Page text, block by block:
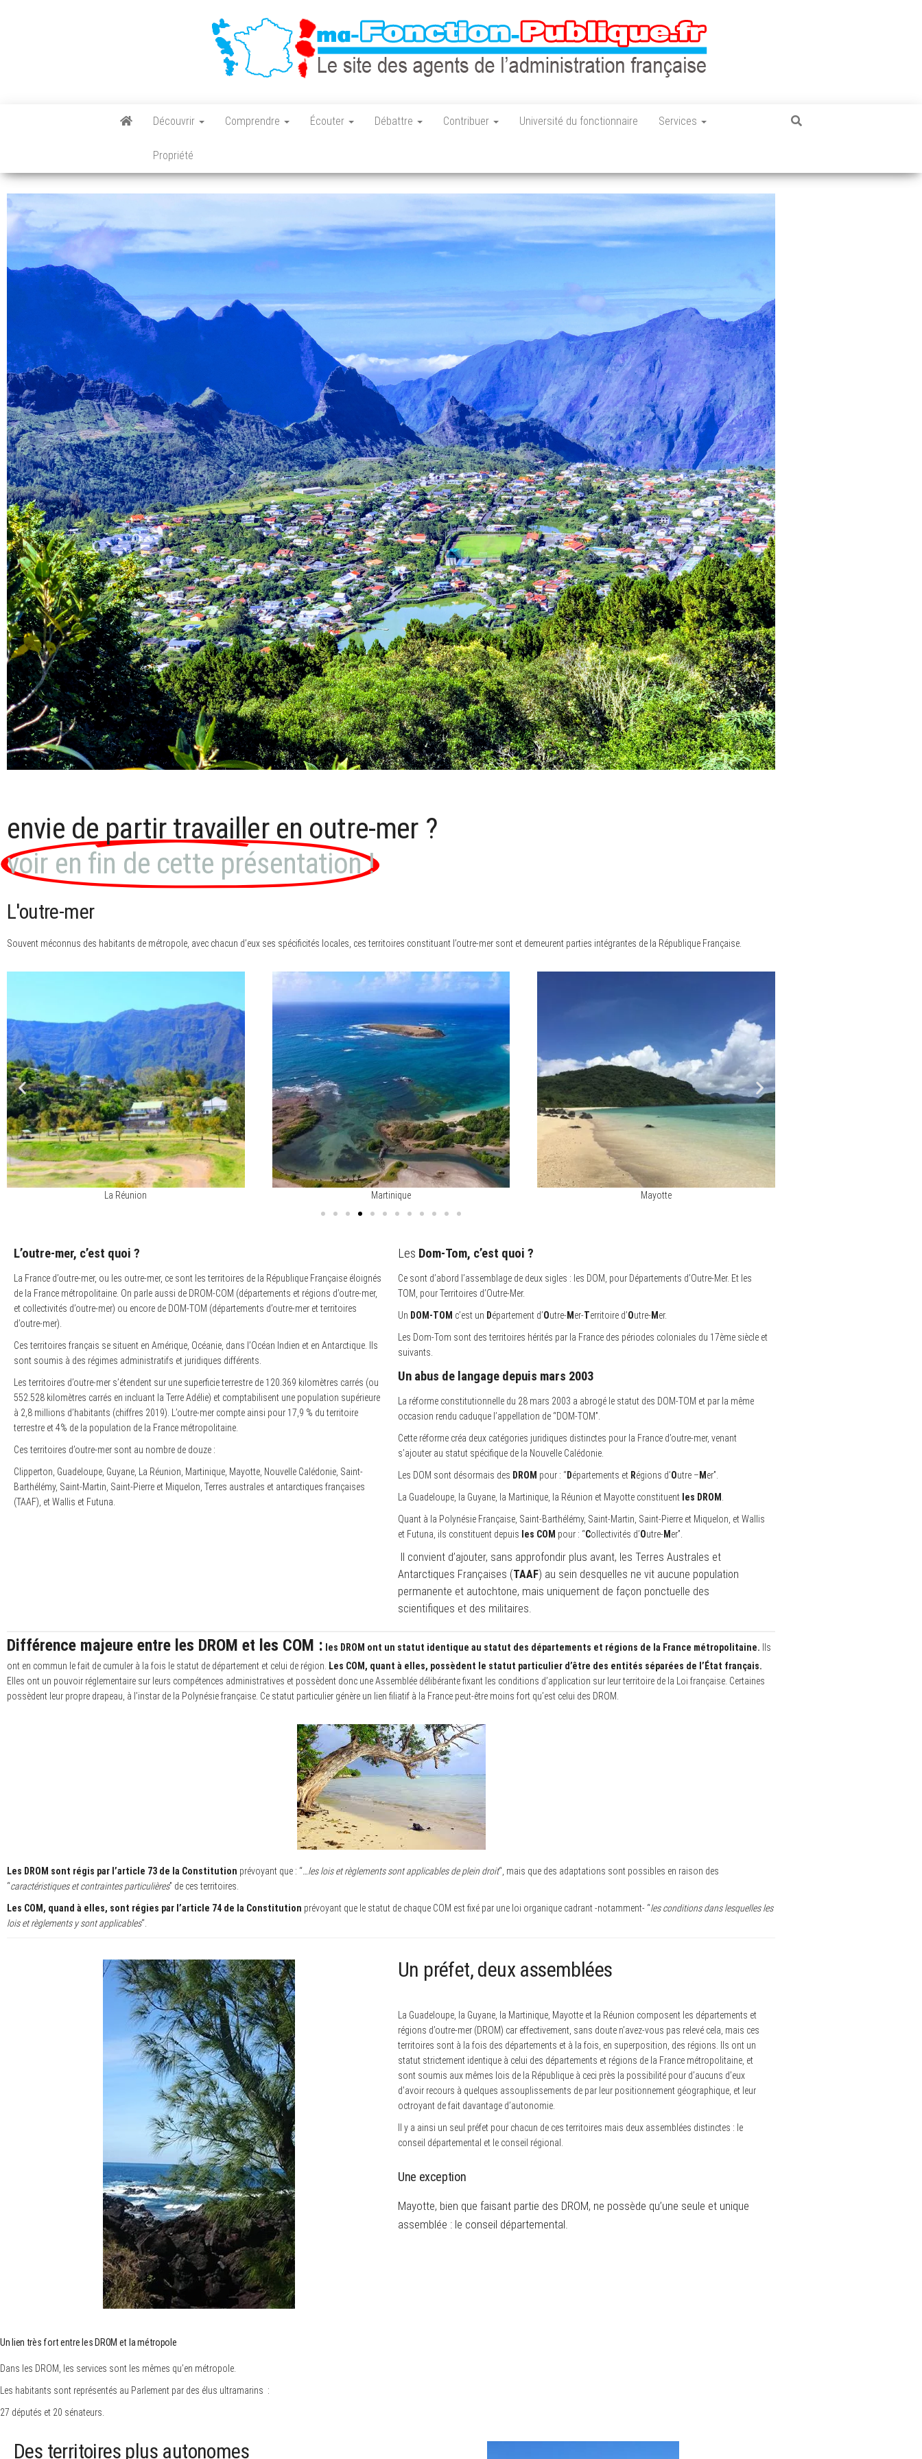
fonction-
l'administration
Découvrir Comprendre Écouter Débattre Contribuer Université du fonctionnaire Services
Propriété
envie de partir travailler en outre-mer ?
voir en fin de cette présentation !
L'outre-mer
Souvent méconnus des habitants de métropole, avec chacun d’eux ses spécificités locales, ces territoires constituant l’outre-mer sont et demeurent parties intégrantes de la République Française.
La Réunion Martinique Mayotte
L’outre-mer, c’est quoi ?
La France d’outre-mer, ou les outre-mer, ce sont les territoires de la République Française éloignés
de la France métropolitaine. On parle aussi de DROM-COM (départements et régions d’outre-mer,
et collectivités d’outre-mer) ou encore de DOM-TOM (départements d’outre-mer et territoires
d’outre-mer).
Ces territoires français se situent en Amérique, Océanie, dans l’Océan Indien et en Antarctique. Ils
sont soumis à des régimes administratifs et juridiques différents.
Les territoires d’outre-mer s’étendent sur une superficie terrestre de 120.369 kilomètres carrés (ou
552.528 kilomètres carrés en incluant la Terre Adélie) et comptabilisent une population supérieure
à 2,8 millions d’habitants (chiffres 2019). L’outre-mer compte ainsi pour 17,9 % du territoire
terrestre et 4% de la population de la France métropolitaine.
Ces territoires d’outre-mer sont au nombre de douze :
Clipperton, Guadeloupe, Guyane, La Réunion, Martinique, Mayotte, Nouvelle Calédonie, Saint-
Barthélémy, Saint-Martin, Saint-Pierre et Miquelon, Terres australes et antarctiques françaises
(TAAF), et Wallis et Futuna.
Les Dom-Tom, c’est quoi ?
Ce sont d’abord l’assemblage de deux sigles : les DOM, pour Départements d’Outre-Mer. Et les
TOM, pour Territoires d’Outre-Mer.
Un DOM-TOM c’est un Département d’Outre-M er-Territoire d’Outre-M er.
Les Dom-Tom sont des territoires hérités par la France des périodes coloniales du 17ème siècle et
suivants.
Un abus de langage depuis mars 2003
La réforme constitutionnelle du 28 mars 2003 a abrogé le statut des DOM-TOM et par la même
occasion rendu caduque l’appellation de “DOM-TOM”.
Cette réforme créa deux catégories juridiques distinctes pour la France d’outre-mer, venant
s’ajouter au statut spécifique de la Nouvelle Calédonie.
es DOM sont désormais des DROM pour : “Départements et Régions d’Outre – M er”.
La Guadeloupe, la Guyane, la Martinique, la Réunion et Mayotte constituent les DROM
Quant à la Polynésie Française, Saint-Barthélémy, Saint-Martin, Saint-Pierre et Miquelon, etWallis
et Futuna, ils constituent depuis les COM pour : “Collectivités d’Outre-M er”.
Il convient d’ajouter, sans approfondir plus avant, les Terres Australes et
Antarctiques Françaises (TAAF) au sein desquelles ne vit aucune population
permanente et autochtone, mais uniquement de façon ponctuelle des
scientifiques et des militaires.
Différence majeure entre les DROM et les COM : les DROM ont un statut identique au statut des départements et régions de la France métropolitaine. Ils
ont en commun le fait de cumuler à la fois le statut de département et celui de région.
Les COM, quant à elles, possèdent le statut particulier d’être des entités séparées de l’État français.
Elles ont un pouvoir réglementaire sur leurs compétences administratives et possèdent donc une Assemblée délibérante fixant les conditions d’application sur leur territoire de la Loi française. Certaines
possèdent leur propre drapeau, à l’instar de la Polynésie française. Ce statut particulier génère un lien filiatif à la France peut-être moins fort qu’est celui des DROM.
Les DROM sont régis par l’article 73 de la Constitution prévoyant que : “ …les lois et règlements sont applicables de plein droit“, mais que des adaptations sont possibles en raison des
“caractéristiques et contraintes particulières” de ces territoires.
Les COM, quand à elles, sont régies par l’article 74 de la Constitution prévoyant que le statut de chaque COM est fixé par une loi organique cadrant -notamment- “les conditions dans lesquelles les
lois et règlements y sont applicables“.
Un préfet, deux assemblées
La Guadeloupe, la Guyane, la Martinique, Mayotte et la Réunion composent les départements et
régions d’outre-mer (DROM) car effectivement, sans doute n’avez-vous pas relevé cela, mais ces
territoires sont à la fois des départements et à la fois, en superposition, des régions. Ils ont un
statut strictement identique à celui des départements et régions de la France métropolitaine, et
sont soumis aux mêmes lois de la République à ceci près la possibilité pour d’aucuns d’eux
d’avoir recours à quelques assouplissements de par leur positionnement géographique, et leur
octroyant de fait davantage d’autonomie.
Il y a ainsi un seul préfet pour chacun de ces territoires mais deux assemblées distinctes : le
conseil départemental et le conseil régional.
Une exception
Mayotte, bien que faisant partie des DROM, ne possède qu’une seule et unique
assemblée : le conseil départemental.
Un lien très fort entre les DROM et la métropole
Dans les DROM, les services sont les mêmes qu’en métropole.
Les habitants sont représentés au Parlement par des élus ultramarins :
27 députés et 20 sénateurs.
Des territoires plus autonomes